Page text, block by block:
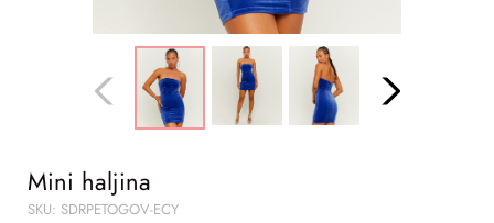
Mini haljina
SKU: SDRPETOGOV-ECY